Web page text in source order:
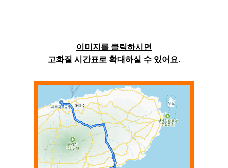
이미지를 클릭하시면
고화질 시간표로 확대하실 수 있어요.